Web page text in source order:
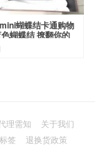
蝴蝶结卡通购物
蝴蝶结 撩翻你的
21×20×10cm
理需知
关于我们
签
退换货政策